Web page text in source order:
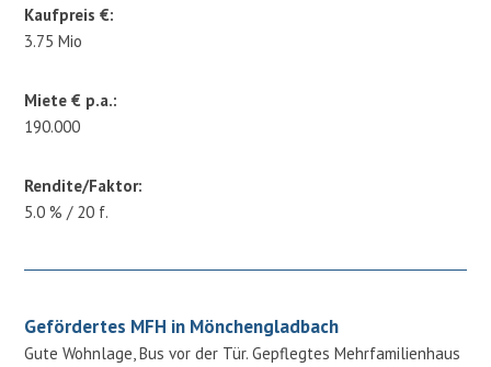
Kaufpreis €:
3.75 Mio
Miete € p.a.:
190.000
Rendite/Faktor:
5.0 % / 20 f.
Gefördertes MFH in Mönchengladbach
Gute Wohnlage, Bus vor der Tür. Gepflegtes Mehrfamilienhaus